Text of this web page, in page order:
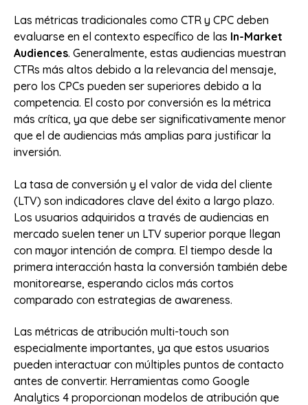
Las métricas tradicionales como CTR y CPC deben
evaluarse en el contexto específico de las In-Market
Audiences. Generalmente, estas audiencias muestran
CTRs más altos debido a la relevancia del mensaje,
pero los CPCs pueden ser superiores debido a la
competencia. El costo por conversión es la métrica
más crítica, ya que debe ser significativamente menor
que el de audiencias más amplias para justificar la
inversión.
La tasa de conversión y el valor de vida del cliente
(LTV) son indicadores clave del éxito a largo plazo.
Los usuarios adquiridos a través de audiencias en
mercado suelen tener un LTV superior porque llegan
con mayor intención de compra. El tiempo desde la
primera interacción hasta la conversión también debe
monitorearse, esperando ciclos más cortos
comparado con estrategias de awareness.
Las métricas de atribución multi-touch son
especialmente importantes, ya que estos usuarios
pueden interactuar con múltiples puntos de contacto
antes de convertir. Herramientas como Google
Analytics 4 proporcionan modelos de atribución que